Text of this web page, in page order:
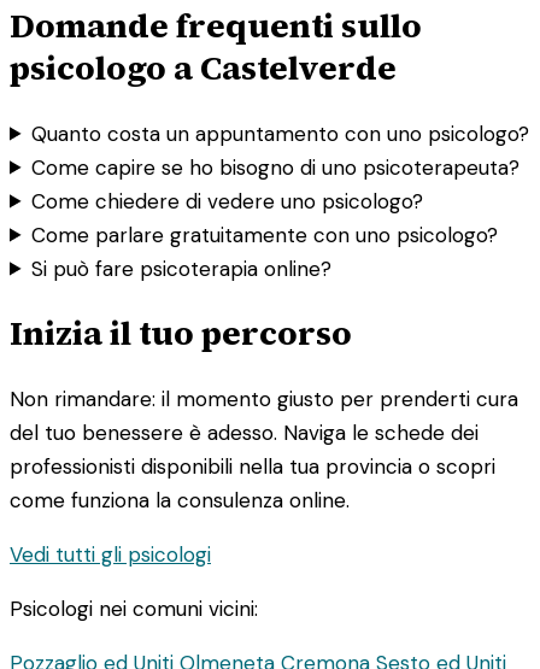
Domande frequenti sullo
psicologo a Castelverde
Quanto costa un appuntamento con uno psicologo?
Come capire se ho bisogno di uno psicoterapeuta?
Come chiedere di vedere uno psicologo?
Come parlare gratuitamente con uno psicologo?
Si può fare psicoterapia online?
Inizia il tuo percorso
Non rimandare: il momento giusto per prenderti cura
del tuo benessere è adesso. Naviga le schede dei
professionisti disponibili nella tua provincia o scopri
come funziona la consulenza online.
Vedi tutti gli psicologi
Psicologi nei comuni vicini:
Pozzaglio ed Uniti Olmeneta Cremona Sesto ed Uniti